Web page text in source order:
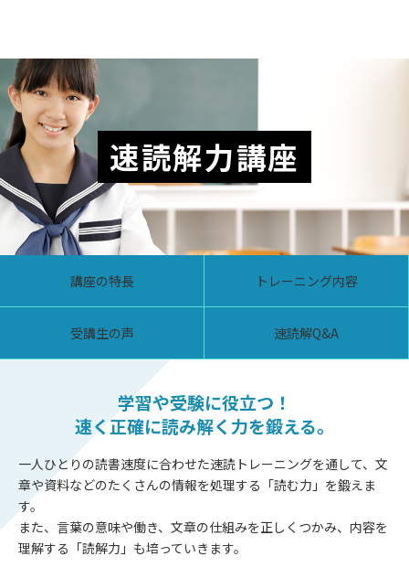
速読解力講座
講座の特長 トレーニング内容
受講生の声 速読解Q&A
学習や受験に役立つ！
速く正確に読み解く力を鍛える。
一人ひとりの読書速度に合わせた速読トレーニングを通して、文
章や資料などのたくさんの情報を処理する「読む力」を鍛えま
す。
また、言葉の意味や働き、文章の仕組みを正しくつかみ、内容を
理解する「読解力」も培っていきます。